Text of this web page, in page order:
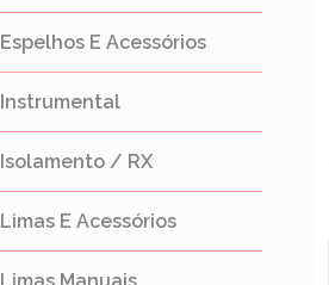
Espelhos E Acessórios
Instrumental
Isolamento / RX
Limas E Acessórios